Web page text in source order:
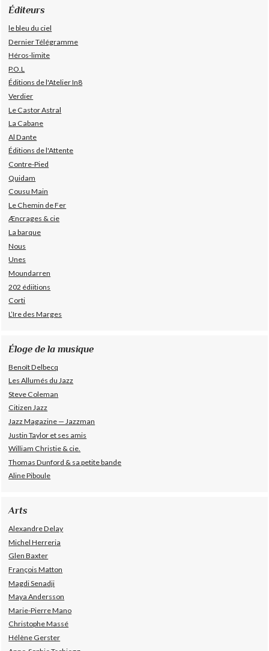
Éditeurs
le bleu du ciel
Dernier Télégramme
Héros-limite
P.O.L
Éditions de l'Atelier In8
Verdier
Le Castor Astral
La Cabane
Al Dante
Éditions de l'Attente
Contre-Pied
Quidam
Cousu Main
Le Chemin de Fer
Æncrages & cie
La barque
Nous
Unes
Moundarren
202 édiitions
Corti
L’Ire des Marges
Éloge de la musique
Benoît Delbecq
Les Allumés du Jazz
Steve Coleman
Citizen Jazz
Jazz Magazine — Jazzman
Justin Taylor et ses amis
William Christie & cie.
Thomas Dunford & sa petite bande
Aline Piboule
Arts
Alexandre Delay
Michel Herreria
Glen Baxter
François Matton
Magdi Senadji
Maya Andersson
Marie-Pierre Mano
Christophe Massé
Hélène Gerster